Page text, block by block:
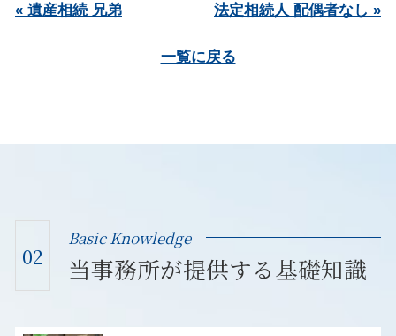
« 遺産相続 兄弟 法定相続人 配偶者なし »
一覧に戻る
02
Basic Knowledge
当事務所が提供する基礎知識